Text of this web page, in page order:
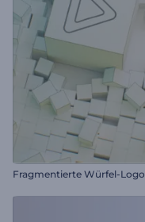
Fragmentierte Würfel-Logo